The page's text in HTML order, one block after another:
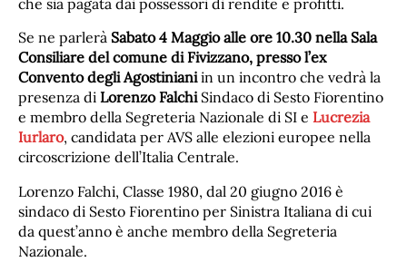
Se ne parlerà Sabato 4 Maggio alle ore 10.30 nella Sala
Consiliare del comune di Fivizzano, presso l’ex
Convento degli Agostinianiin un incontro che vedrà la
presenza di Lorenzo FalchiSindaco di Sesto Fiorentino
e membro della Segreteria Nazionale di SI e Lucrezia
Iurlaro, candidata per AVS alle elezioni europee nella
circoscrizione dell’Italia Centrale.
Lorenzo Falchi, Classe 1980, dal 20 giugno 2016 è
sindaco di Sesto Fiorentino per Sinistra Italiana di cui
da quest’anno è anche membro della Segreteria
Nazionale.